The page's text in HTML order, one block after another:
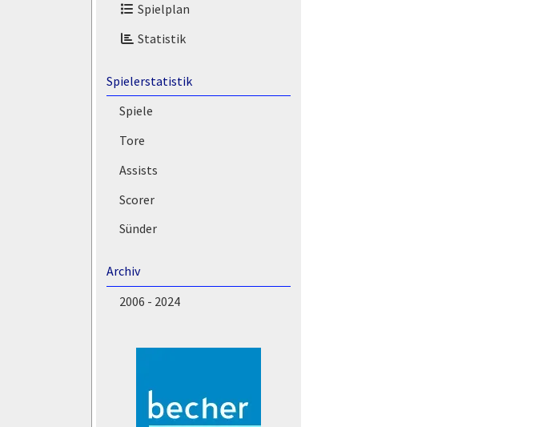
Spielplan
Statistik
Spielerstatistik
Spiele
Tore
Assists
Scorer
Sünder
Archiv
2006 - 2024